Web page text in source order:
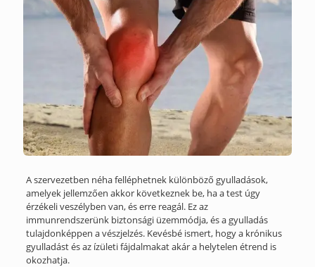
A szervezetben néha felléphetnek különböző gyulladások,
amelyek jellemzően akkor következnek be, ha a test úgy
érzékeli veszélyben van, és erre reagál. Ez az
immunrendszerünk biztonsági üzemmódja, és a gyulladás
tulajdonképpen a vészjelzés. Kevésbé ismert, hogy a krónikus
gyulladást és az ízületi fájdalmakat akár a helytelen étrend is
okozhatja.